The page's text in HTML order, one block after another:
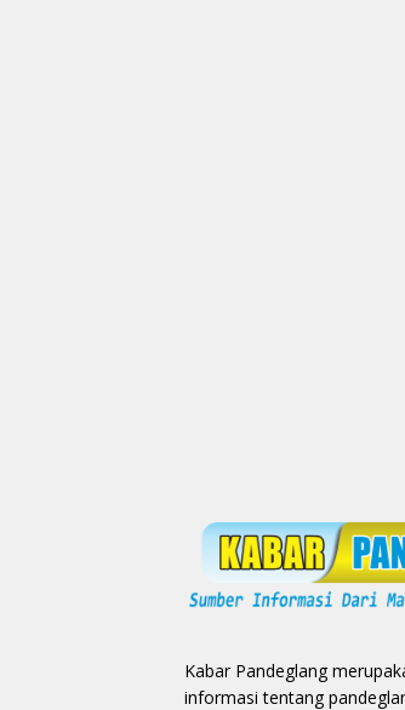
Kabar Pandeglang
informasi tentang